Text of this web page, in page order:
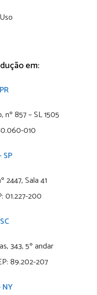
em:
857 – SL 1505
010
SP
2447, Sala 41
01.227-200
343, 5º andar
89.202-207